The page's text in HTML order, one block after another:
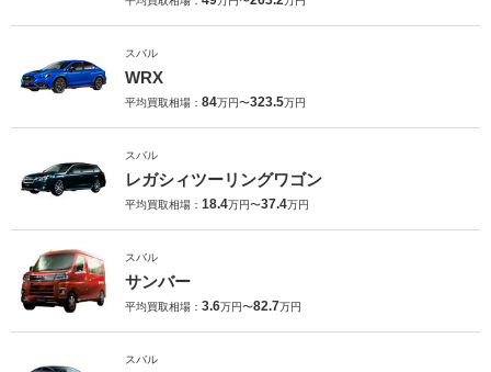
スバル
WRX
平均買取相場： 84万円〜323.5万円
スバル
レガシィツーリングワゴン
平均買取相場： 18.4万円〜37.4万円
スバル
サンバー
平均買取相場： 3.6万円〜82.7万円
スバル